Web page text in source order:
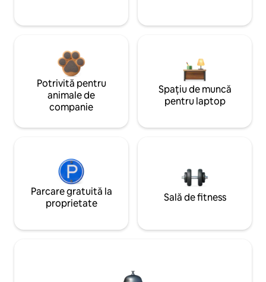
Potrivită pentru
animale de
companie
Spațiu de muncă
pentru laptop
Parcare gratuită la
proprietate
Sală de fitness